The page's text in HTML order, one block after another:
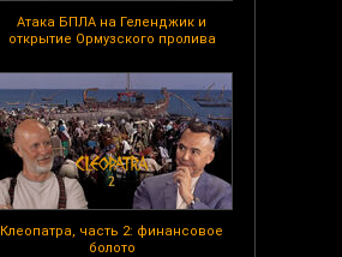
Атака БПЛА на Геленджик и
открытие Ормузского пролива
Клеопатра, часть 2: финансовое
болото